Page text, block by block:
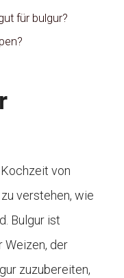
für bulgur?
von
verstehen, wie
Bulgur ist
der
zuzubereiten,